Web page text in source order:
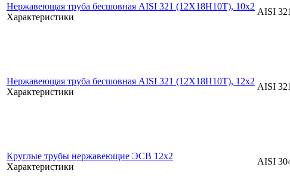
Нержавеющая труба бесшовная AISI 321 (12Х18Н10Т), 10х2
Характеристики
AISI 321
Нержавеющая труба бесшовная AISI 321 (12Х18Н10Т), 12х2
Характеристики
AISI 321
Круглые трубы нержавеющие ЭСВ 12x2
Характеристики
AISI